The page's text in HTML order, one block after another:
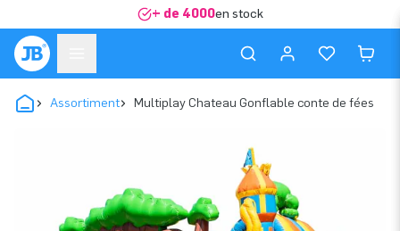
+ de 4000en stock
Assortiment Multiplay Chateau Gonflable conte de fées